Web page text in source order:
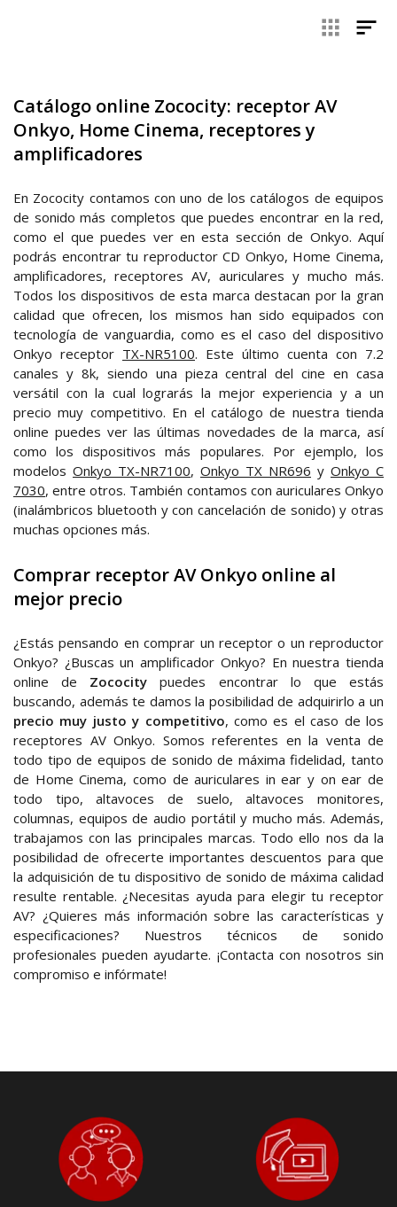
identidad. Onkyo también nos ofrece una amplia variedad de
productos, además de los receptores, como son los
aquí puedes encontrarlo. ¡Te recomendamos que le des un
vistazo a esta sección de nuestra tienda online!
Catálogo online Zococity: receptor AV
Onkyo, Home Cinema, receptores y
amplificadores
En Zococity contamos con uno de los catálogos de equipos
de sonido más completos que puedes encontrar en la red,
como el que puedes ver en esta sección de Onkyo. Aquí
podrás encontrar tu reproductor CD Onkyo, Home Cinema,
amplificadores, receptores AV, auriculares y mucho más.
Todos los dispositivos de esta marca destacan por la gran
calidad que ofrecen, los mismos han sido equipados con
tecnología de vanguardia, como es el caso del dispositivo
Onkyo receptor TX-NR5100. Este último cuenta con 7.2
canales y 8k, siendo una pieza central del cine en casa
versátil con la cual lograrás la mejor experiencia y a un
precio muy competitivo. En el catálogo de nuestra tienda
online puedes ver las últimas novedades de la marca, así
como los dispositivos más populares. Por ejemplo, los
modelos Onkyo TX-NR7100, Onkyo TX NR696 y Onkyo C
7030, entre otros. También contamos con auriculares Onkyo
(inalámbricos bluetooth y con cancelación de sonido) y otras
muchas opciones más.
Comprar receptor AV Onkyo online al
mejor precio
¿Estás pensando en comprar un receptor o un reproductor
Onkyo? ¿Buscas un amplificador Onkyo? En nuestra tienda
online de Zococity puedes encontrar lo que estás
buscando, además te damos la posibilidad de adquirirlo a un
precio muy justo y competitivo, como es el caso de los
receptores AV Onkyo. Somos referentes en la venta de
todo tipo de equipos de sonido de máxima fidelidad, tanto
de Home Cinema, como de auriculares in ear y on ear de
todo tipo, altavoces de suelo, altavoces monitores,
columnas, equipos de audio portátil y mucho más. Además,
trabajamos con las principales marcas. Todo ello nos da la
posibilidad de ofrecerte importantes descuentos para que
la adquisición de tu dispositivo de sonido de máxima calidad
resulte rentable. ¿Necesitas ayuda para elegir tu receptor
AV? ¿Quieres más información sobre las características y
especificaciones? Nuestros técnicos de sonido
profesionales pueden ayudarte. ¡Contacta con nosotros sin
compromiso e infórmate!